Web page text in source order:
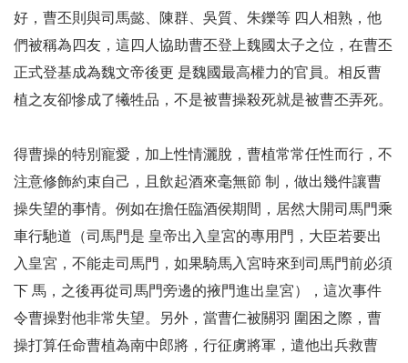
好，曹丕則與司馬懿、陳群、吳質、朱鑠等 四人相熟，他
們被稱為四友，這四人協助曹丕登上魏國太子之位，在曹丕
正式登基成為魏文帝後更 是魏國最高權力的官員。相反曹
植之友卻慘成了犧牲品，不是被曹操殺死就是被曹丕弄死。
得曹操的特別寵愛，加上性情灑脫，曹植常常任性而行，不
注意修飾約束自己，且飲起酒來毫無節 制，做出幾件讓曹
操失望的事情。例如在擔任臨酒侯期間，居然大開司馬門乘
車行馳道（司馬門是 皇帝出入皇宮的專用門，大臣若要出
入皇宮，不能走司馬門，如果騎馬入宮時來到司馬門前必須
下 馬，之後再從司馬門旁邊的掖門進出皇宮），這次事件
令曹操對他非常失望。另外，當曹仁被關羽 圍困之際，曹
操打算任命曹植為南中郎將，行征虜將軍，遣他出兵救曹